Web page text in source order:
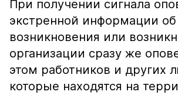
При получении сигнала
экстренной информации об
возникновения или
организации сразу же
этом работников и других
которые находятся на